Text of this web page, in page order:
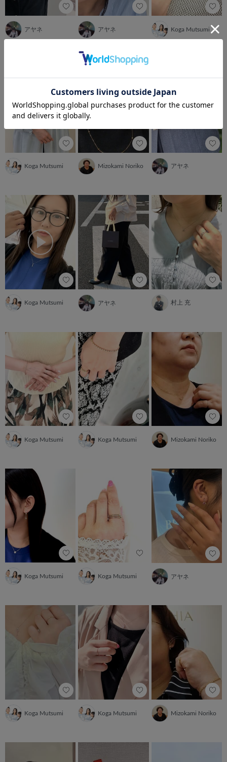
アヤネ アヤネ Koga Mutsumi
Koga Mutsumi Mizokami Noriko アヤネ
Koga Mutsumi アヤネ 村上 充
Koga Mutsumi Koga Mutsumi Mizokami Noriko
Koga Mutsumi Koga Mutsumi アヤネ
Koga Mutsumi Koga Mutsumi Mizokami Noriko